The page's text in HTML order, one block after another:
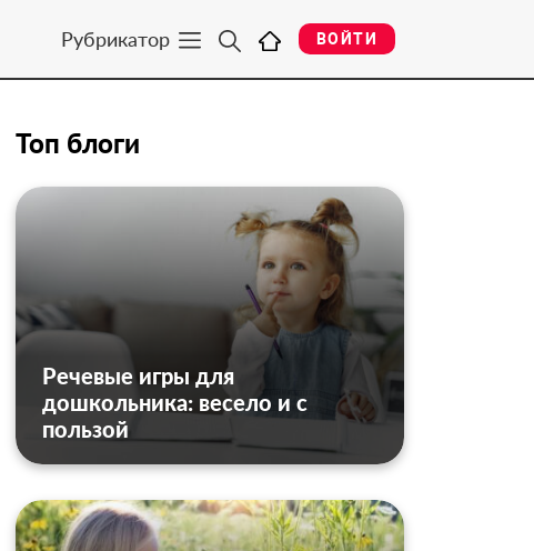
Рубрикатор ВОЙТИ
Топ блоги
Речевые игры для
дошкольника: весело и с
пользой